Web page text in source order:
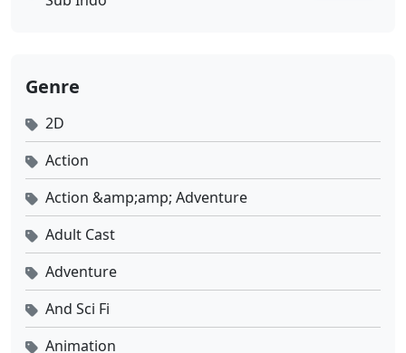
Genre
2D
Action
Action &amp;amp; Adventure
Adult Cast
Adventure
And Sci Fi
Animation